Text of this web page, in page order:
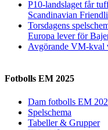
P10-landslaget får
Scandinavian
Torsdagens
Europa lever för
Avgörande VM-kval
Fotbolls EM 2025
Dam fotbolls EM
Spelschema
Tabeller & Grupper